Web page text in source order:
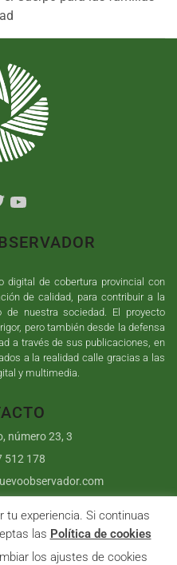
digital de cobertura provincial con
de calidad, para contribuir a la
de nuestra sociedad. El proyecto
pero también desde la defensa
a través de sus publicaciones, en
a la realidad calle gracias a las
y multimedia.
número 23, 3
512 178
| Sumurdigital Diseño web
|
de cookies|User
tu experiencia. Si continuas
las Política de cookies
los ajustes de cookies